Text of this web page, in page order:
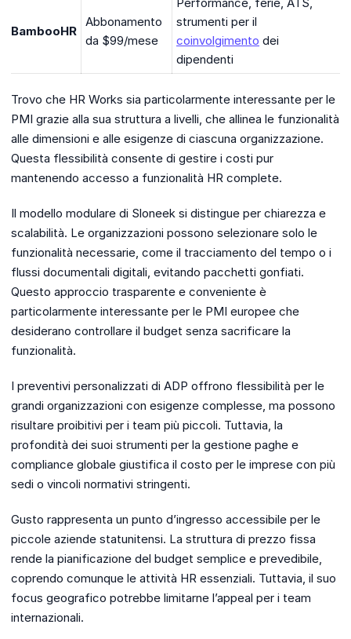
BambooHR
Abbonamento
da $99/mese
strumenti per il
coinvolgimento dei
dipendenti
Trovo che HR Works sia particolarmente interessante per le
PMI grazie alla sua struttura a livelli, che allinea le funzionalità
alle dimensioni e alle esigenze di ciascuna organizzazione.
Questa flessibilità consente di gestire i costi pur
mantenendo accesso a funzionalità HR complete.
Il modello modulare di Sloneek si distingue per chiarezza e
scalabilità. Le organizzazioni possono selezionare solo le
funzionalità necessarie, come il tracciamento del tempo o i
flussi documentali digitali, evitando pacchetti gonfiati.
Questo approccio trasparente e conveniente è
particolarmente interessante per le PMI europee che
desiderano controllare il budget senza sacrificare la
funzionalità.
I preventivi personalizzati di ADP offrono flessibilità per le
grandi organizzazioni con esigenze complesse, ma possono
risultare proibitivi per i team più piccoli. Tuttavia, la
profondità dei suoi strumenti per la gestione paghe e
compliance globale giustifica il costo per le imprese con più
sedi o vincoli normativi stringenti.
Gusto rappresenta un punto d’ingresso accessibile per le
piccole aziende statunitensi. La struttura di prezzo fissa
rende la pianificazione del budget semplice e prevedibile,
coprendo comunque le attività HR essenziali. Tuttavia, il suo
focus geografico potrebbe limitarne l’appeal per i team
internazionali.